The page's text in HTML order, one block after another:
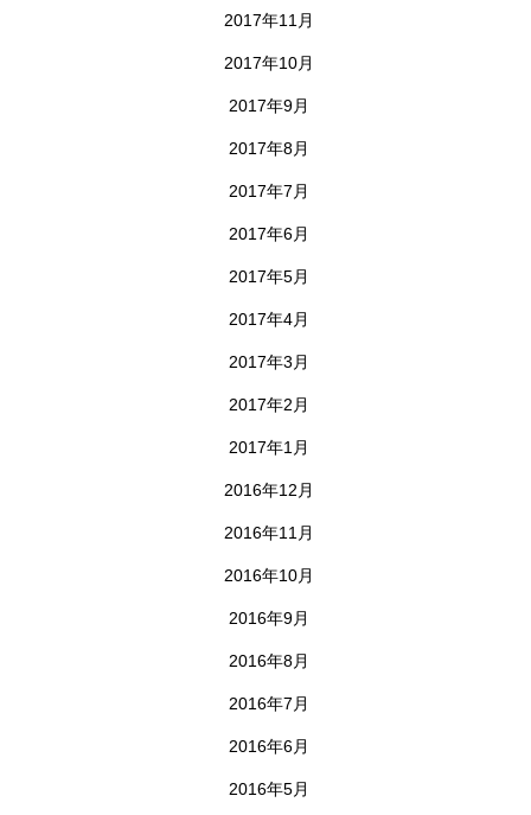
2017年11月
2017年10月
2017年9月
2017年8月
2017年7月
2017年6月
2017年5月
2017年4月
2017年3月
2017年2月
2017年1月
2016年12月
2016年11月
2016年10月
2016年9月
2016年8月
2016年7月
2016年6月
2016年5月